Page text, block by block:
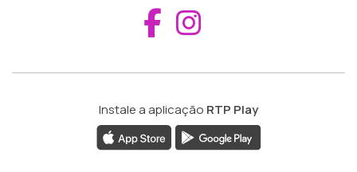
Aceder ao
Instale a aplicação RTP Play